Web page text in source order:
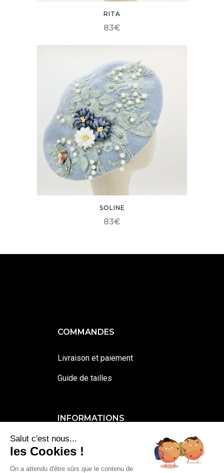
RITA
83€
SOLINE
83€
COMMANDES
Livraison et paiement
Guide de tailles
INFORMATIONS
Contactez-moi
Mentions légales et cookies
Salut c'est nous...
les Cookies !
On a attendu d'être sûrs que le contenu de